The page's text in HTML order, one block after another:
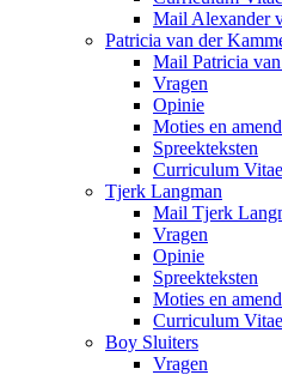
Mail Alexander
Patricia van der
Mail Patricia
Vragen
Opinie
Moties en
Spreekteksten
Curriculum Vitae
Tjerk Langman
Mail Tjerk
Vragen
Opinie
Spreekteksten
Moties en
Curriculum Vitae
Boy Sluiters
Vragen